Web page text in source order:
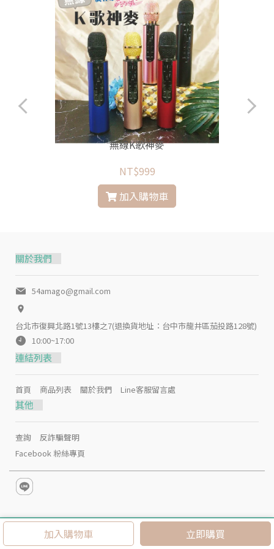
加入購物車 立即購買
無線K歌神麥
NT$999
加入購物車
關於我們
54amago@gmail.com
台北市復興北路1號13樓之7(退換貨地址：台中市龍井區茄投路128號)
10:00~17:00
連結列表
首頁 商品列表 關於我們 Line客服留言處
其他
查詢
反詐騙聲明
Facebook 粉絲專頁
Copyright © AMA愛購網 All Rights Reserved. Designed by
RBIZ